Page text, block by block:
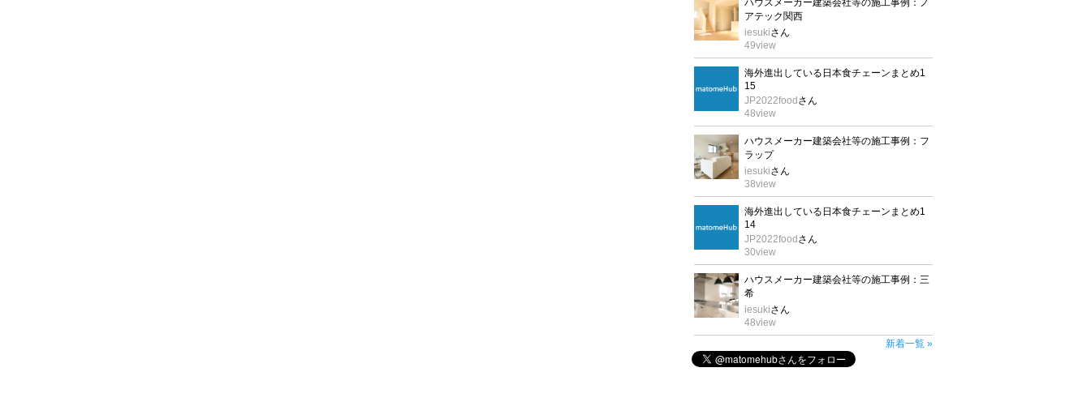
ハウスメーカー建築会社等の施工事例：ノ
アテック関西
iesukiさん
49view
海外進出している日本食チェーンまとめ1
15
JP2022food さん
48view
ハウスメーカー建築会社等の施工事例：フ
ラップ
iesukiさん
38view
海外進出している日本食チェーンまとめ1
14
JP2022food さん
30view
ハウスメーカー建築会社等の施工事例：三
希
iesukiさん
48view
新着一覧 »